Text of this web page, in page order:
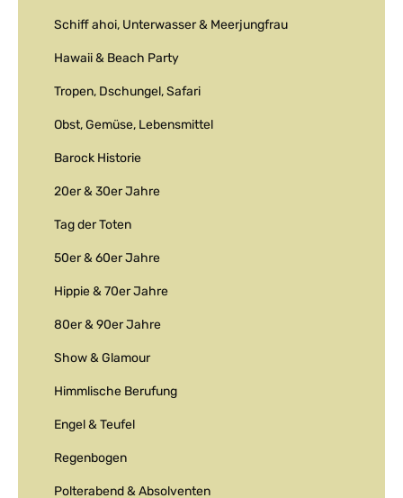
Schiff ahoi, Unterwasser & Meerjungfrau
Hawaii & Beach Party
Tropen, Dschungel, Safari
Obst, Gemüse, Lebensmittel
Barock Historie
20er & 30er Jahre
Tag der Toten
50er & 60er Jahre
Hippie & 70er Jahre
80er & 90er Jahre
Show & Glamour
Himmlische Berufung
Engel & Teufel
Regenbogen
Polterabend & Absolventen